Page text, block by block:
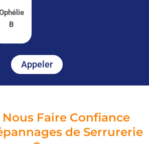
B
Appeler
Faire Confiance
de Serrurerie